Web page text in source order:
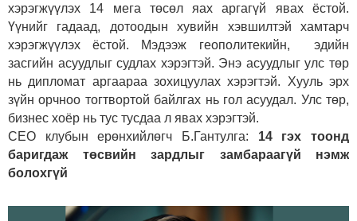
хэрэгжүүлэх 14 мега төсөл яах аргагүй явах ёстой.
Үүнийг гадаад, дотоодын хувийн хэвшилтэй хамтарч
хэрэгжүүлэх ёстой. Мэдээж геополитекийн, эдийн
засгийн асуудлыг судлах хэрэгтэй. Энэ асуудлыг улс төр
нь дипломат аргаараа зохицуулах хэрэгтэй. Хууль эрх
зүйн орчноо тогтвортой байлгах нь гол асуудал. Улс төр,
бизнес хоёр нь тус тусдаа л явах хэрэгтэй.
СЕО клубын ерөнхийлөгч Б.Гантулга: 14 гэх тоонд
баригдаж төсвийн зардлыг замбараагүй нэмж
болохгүй